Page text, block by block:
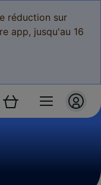
réduction sur
app, jusqu'au 16